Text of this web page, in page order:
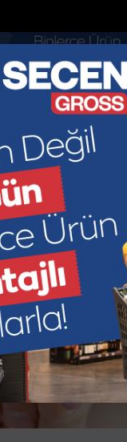
seviyede